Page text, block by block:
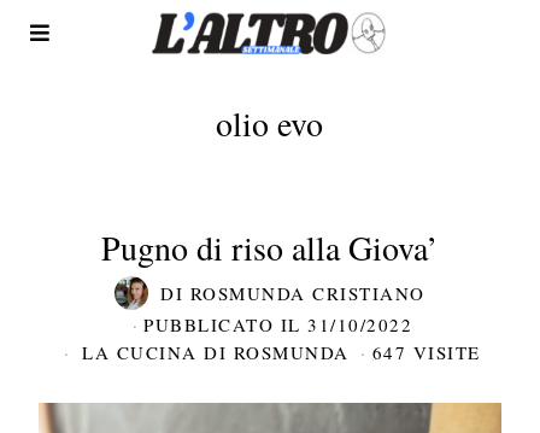
olio evo
Pugno di riso alla Giova’
DI ROSMUNDA CRISTIANO
PUBBLICATO IL 31/10/2022
LA CUCINA DI ROSMUNDA
647 VISITE